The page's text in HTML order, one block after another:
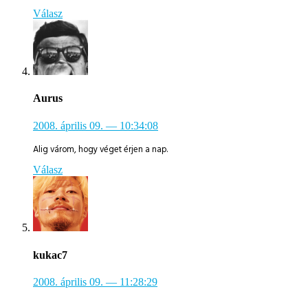
Válasz
Aurus
2008. április 09. — 10:34:08
Alig várom, hogy véget érjen a nap.
Válasz
kukac7
2008. április 09. — 11:28:29